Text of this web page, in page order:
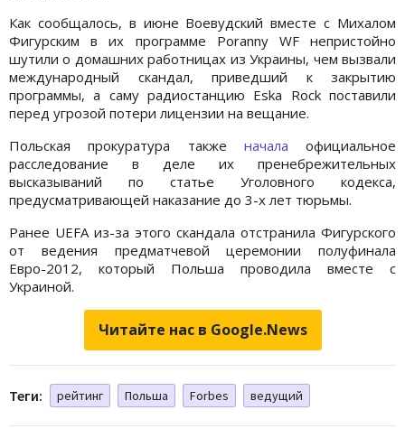
Как сообщалось, в июне Воевудский вместе с Михалом
Фигурским в их программе Poranny WF непристойно
шутили о домашних работницах из Украины, чем вызвали
международный скандал, приведший к закрытию
программы, а саму радиостанцию Eska Rock поставили
перед угрозой потери лицензии на вещание.
Польская прокуратура также начала официальное
расследование в деле их пренебрежительных
высказываний по статье Уголовного кодекса,
предусматривающей наказание до 3-х лет тюрьмы.
Ранее UEFA из-за этого скандала отстранила Фигурского
от ведения предматчевой церемонии полуфинала
Евро-2012, который Польша проводила вместе с
Украиной.
Читайте нас в Google.News
Теги: рейтинг Польша Forbes ведущий